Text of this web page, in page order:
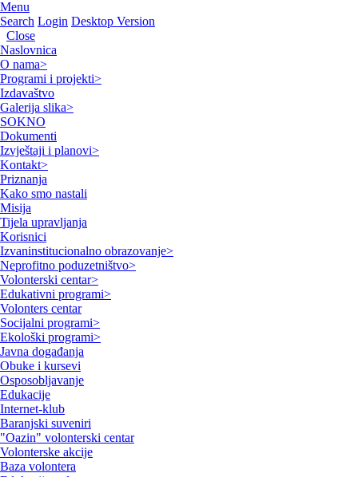
Menu
Search Login Desktop Version
Close
Naslovnica
O nama>
Programi i projekti>
Izdavaštvo
Galerija slika>
SOKNO
Dokumenti
Izvještaji i planovi>
Kontakt>
Priznanja
Kako smo nastali
Misija
Tijela upravljanja
Korisnici
Izvaninstitucionalno obrazovanje>
Neprofitno poduzetništvo>
Volonterski centar>
Edukativni programi>
Volonters centar
Socijalni programi>
Ekološki programi>
Javna događanja
Obuke i kursevi
Osposobljavanje
Edukacije
Internet-klub
Baranjski suveniri
"Oazin" volonterski centar
Volonterske akcije
Baza volontera